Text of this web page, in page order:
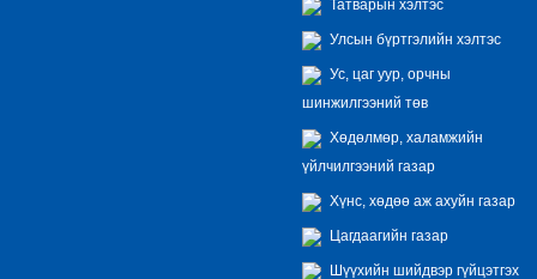
Татварын хэлтэс
Улсын бүртгэлийн хэлтэс
Ус, цаг уур, орчны
шинжилгээний төв
Хөдөлмөр, халамжийн
үйлчилгээний газар
Хүнс, хөдөө аж ахуйн газар
Цагдаагийн газар
Шүүхийн шийдвэр гүйцэтгэх